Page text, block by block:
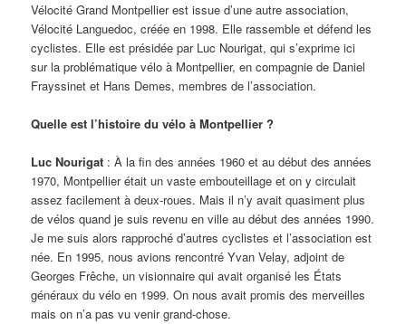
Vélocité Grand Montpellier est issue d’une autre association,
Vélocité Languedoc, créée en 1998. Elle rassemble et défend les
cyclistes. Elle est présidée par Luc Nourigat, qui s’exprime ici
sur la problématique vélo à Montpellier, en compagnie de Daniel
Frayssinet et Hans Demes, membres de l’association.
Quelle est l’histoire du vélo à Montpellier ?
Luc Nourigat : À la fin des années 1960 et au début des années
1970, Montpellier était un vaste embouteillage et on y circulait
assez facilement à deux-roues. Mais il n’y avait quasiment plus
de vélos quand je suis revenu en ville au début des années 1990.
Je me suis alors rapproché d’autres cyclistes et l’association est
née. En 1995, nous avions rencontré Yvan Velay, adjoint de
Georges Frêche, un visionnaire qui avait organisé les États
généraux du vélo en 1999. On nous avait promis des merveilles
mais on n’a pas vu venir grand-chose.